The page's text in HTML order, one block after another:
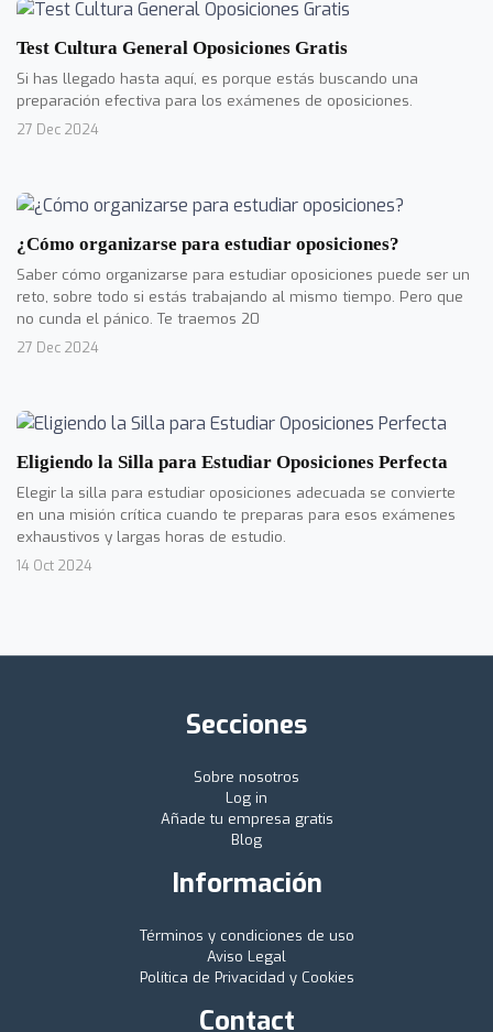
Test Cultura General Oposiciones Gratis
Si has llegado hasta aquí, es porque estás buscando una
preparación efectiva para los exámenes de oposiciones.
27 Dec 2024
¿Cómo organizarse para estudiar oposiciones?
Saber cómo organizarse para estudiar oposiciones puede ser un
reto, sobre todo si estás trabajando al mismo tiempo. Pero que
no cunda el pánico. Te traemos 20
27 Dec 2024
Eligiendo la Silla para Estudiar Oposiciones Perfecta
Elegir la silla para estudiar oposiciones adecuada se convierte
en una misión crítica cuando te preparas para esos exámenes
exhaustivos y largas horas de estudio.
14 Oct 2024
Secciones
Sobre nosotros
Log in
Añade tu empresa gratis
Blog
Información
Términos y condiciones de uso
Aviso Legal
Política de Privacidad y Cookies
Contact